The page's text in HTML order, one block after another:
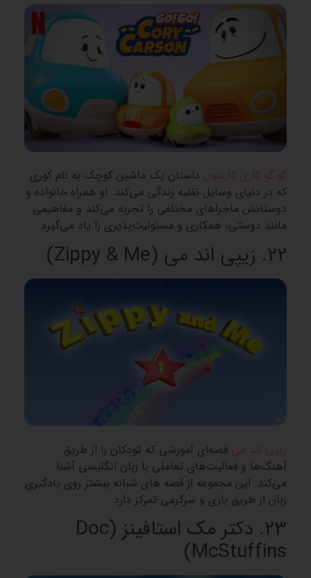
گو گو کاری کارسون داستان یک ماشین کوچک به نام کوری
که در دنیای وسایل نقلیه زندگی می‌کند. او همراه خانواده و
دوستانش ماجراهای مختلفی را تجربه می‌کند و مفاهیمی
مانند دوستی، همکاری و مسئولیت‌پذیری را یاد می‌گیرد.
22. زیپی اند می (Zippy & Me)
زیپی اند می قصه‌ای آموزشی که کودکان را از طریق
آهنگ‌ها و فعالیت‌های تعاملی با زبان انگلیسی آشنا
می‌کند. این مجموعه از قصه های شبانه بیشتر روی یادگیری
زبان از طریق بازی و سرگرمی تمرکز دارد.
23. دکتر مک استافینز (Doc
McStuffins)